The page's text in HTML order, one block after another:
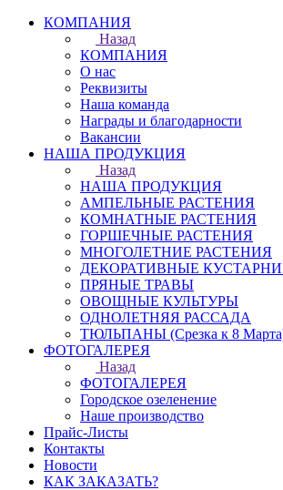
КОМПАНИЯ
Назад
КОМПАНИЯ
О нас
Реквизиты
Наша команда
Награды и благодарности
Вакансии
НАША ПРОДУКЦИЯ
Назад
НАША ПРОДУКЦИЯ
АМПЕЛЬНЫЕ РАСТЕНИЯ
КОМНАТНЫЕ РАСТЕНИЯ
ГОРШЕЧНЫЕ РАСТЕНИЯ
МНОГОЛЕТНИЕ РАСТЕНИЯ
ДЕКОРАТИВНЫЕ
ПРЯНЫЕ ТРАВЫ
ОВОЩНЫЕ КУЛЬТУРЫ
ОДНОЛЕТНЯЯ РАССАДА
ТЮЛЬПАНЫ (Срезка к 8
ФОТОГАЛЕРЕЯ
Назад
ФОТОГАЛЕРЕЯ
Городское озеленение
Наше производство
Прайс-Листы
Контакты
Новости
КАК ЗАКАЗАТЬ?